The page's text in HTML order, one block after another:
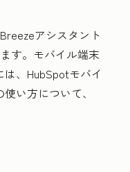
アシスタント
す。モバイル端末
、HubSpotモバイ
い方について、